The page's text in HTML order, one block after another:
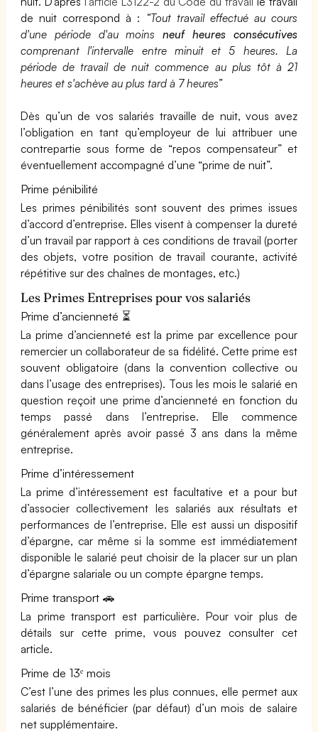
de nuit correspond à : “Tout travail effectué au cours
d'une période d'au moinsneuf heures consécutives
comprenant l'intervalle entre minuit et 5 heures. La
période de travail de nuit commence au plus tôt à 21
heures et s'achève au plus tard à 7 heures”
Dès qu’un de vos salariés travaille de nuit, vous avez
l’obligation en tant qu’employeur de lui attribuer une
contrepartie sous forme de “repos compensateur” et
éventuellement accompagné d’une “prime de nuit”.
Prime pénibilité
Les primes pénibilités sont souvent des primes issues
d’accord d’entreprise. Elles visent à compenser la dureté
d’un travail par rapport à ces conditions de travail (porter
des objets, votre position de travail courante, activité
répétitive sur des chaînes de montages, etc.)
Les Primes Entreprises pour vos salariés
Prime d’ancienneté ⏳
La prime d’ancienneté est la prime par excellence pour
remercier un collaborateur de sa fidélité. Cette prime est
souvent obligatoire (dans la convention collective ou
dans l’usage des entreprises). Tous les mois le salarié en
question reçoit une prime d’ancienneté en fonction du
temps passé dans l’entreprise. Elle commence
généralement après avoir passé 3 ans dans la même
entreprise.
Prime d’intéressement
La prime d’intéressement est facultative et a pour but
d’associer collectivement les salariés aux résultats et
performances de l’entreprise. Elle est aussi un dispositif
d’épargne, car même si la somme est immédiatement
disponible le salarié peut choisir de la placer sur un plan
d’épargne salariale ou un compte épargne temps.
Prime transport 🚗
La prime transport est particulière. Pour voir plus de
détails sur cette prime, vous pouvez consulter cet
article.
Prime de 13ᵉ mois
C’est l’une des primes les plus connues, elle permet aux
salariés de bénéficier (par défaut) d’un mois de salaire
net supplémentaire.